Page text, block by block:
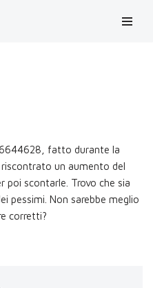
fatto durante la
un aumento del
poi scontarle. Trovo che sia
pessimi. Non sarebbe meglio
corretti?